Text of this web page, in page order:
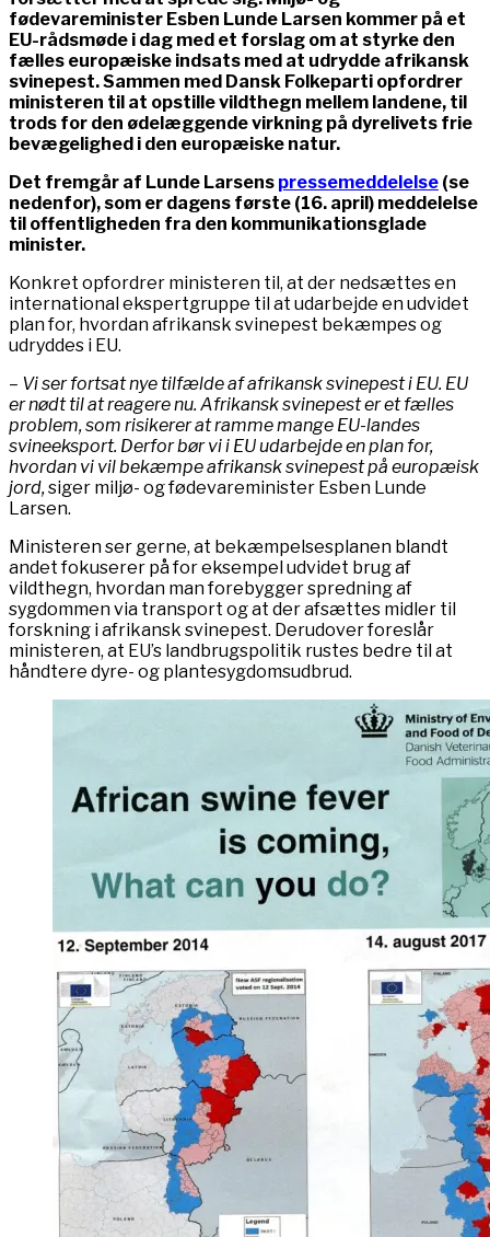
fødevareminister Esben Lunde Larsen kommer på et
EU-rådsmøde i dag med et forslag om at styrke den
fælles europæiske indsats med at udrydde afrikansk
svinepest. Sammen med Dansk Folkeparti opfordrer
ministeren til at opstille vildthegn mellem landene, til
trods for den ødelæggende virkning på dyrelivets frie
bevægelighed i den europæiske natur.
Det fremgår af Lunde Larsens pressemeddelelse (se
nedenfor), som er dagens første (16. april) meddelelse
til offentligheden fra den kommunikationsglade
minister.
Konkret opfordrer ministeren til, at der nedsættes en
international ekspertgruppe til at udarbejde en udvidet
plan for, hvordan afrikansk svinepest bekæmpes og
udryddes i EU.
– Vi ser fortsat nye tilfælde af afrikansk svinepest i EU. EU
er nødt til at reagere nu. Afrikansk svinepest er et fælles
problem, som risikerer at ramme mange EU-landes
svineeksport. Derfor bør vi i EU udarbejde en plan for,
hvordan vi vil bekæmpe afrikansk svinepest på europæisk
jord,siger miljø- og fødevareminister Esben Lunde
Larsen.
Ministeren ser gerne, at bekæmpelsesplanen blandt
andet fokuserer på for eksempel udvidet brug af
vildthegn, hvordan man forebygger spredning af
sygdommen via transport og at der afsættes midler til
forskning i afrikansk svinepest. Derudover foreslår
ministeren, at EU’s landbrugspolitik rustes bedre til at
håndtere dyre- og plantesygdomsudbrud.